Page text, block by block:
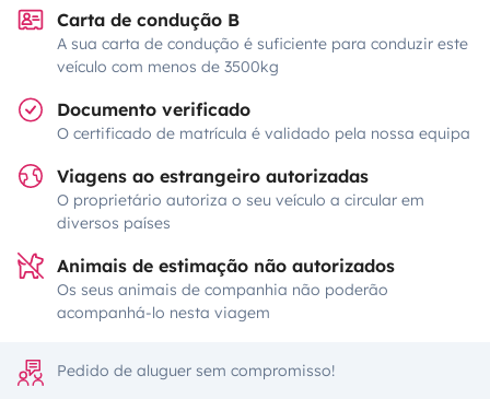
Carta de condução B
A sua carta de condução é suficiente para conduzir este
veículo com menos de 3500kg
Documento verificado
O certificado de matrícula é validado pela nossa equipa
Viagens ao estrangeiro autorizadas
O proprietário autoriza o seu veículo a circular em
diversos países
Animais de estimação não autorizados
Os seus animais de companhia não poderão
acompanhá-lo nesta viagem
Pedido de aluguer sem compromisso!